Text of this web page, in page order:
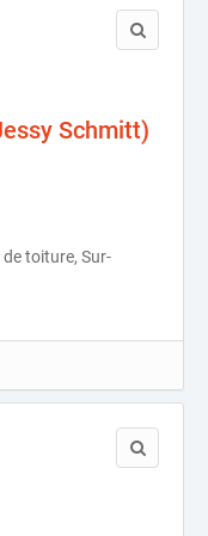
Schmitt)
toiture, Sur-